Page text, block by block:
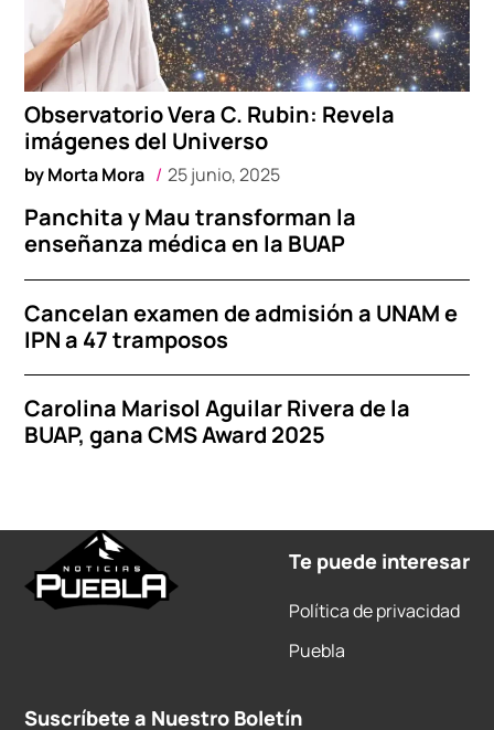
Observatorio Vera C. Rubin: Revela
imágenes del Universo
byMorta Mora 25 junio, 2025
Panchita y Mau transforman la
enseñanza médica en la BUAP
Cancelan examen de admisión a UNAM e
IPN a 47 tramposos
Carolina Marisol Aguilar Rivera de la
BUAP, gana CMS Award 2025
Te puede interesar
Política de privacidad
Puebla
Suscríbete a Nuestro Boletín